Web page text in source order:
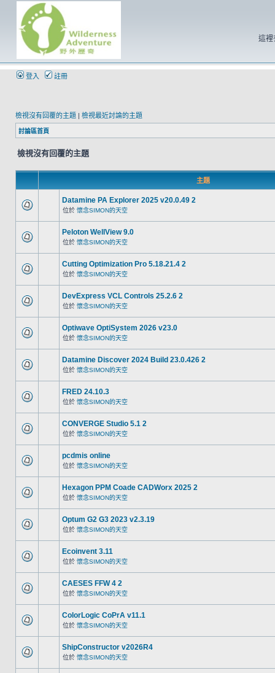
這裡
登入 註冊
檢視沒有回覆的主題 | 檢視最近討論的主題
討論區首頁
檢視沒有回覆的主題
主題
Datamine PA Explorer 2025 v20.0.49 2
位於 懷念SIMON的天空
Peloton WellView 9.0
位於 懷念SIMON的天空
Cutting Optimization Pro 5.18.21.4 2
位於 懷念SIMON的天空
DevExpress VCL Controls 25.2.6 2
位於 懷念SIMON的天空
Optiwave OptiSystem 2026 v23.0
位於 懷念SIMON的天空
Datamine Discover 2024 Build 23.0.426 2
位於 懷念SIMON的天空
FRED 24.10.3
位於 懷念SIMON的天空
CONVERGE Studio 5.1 2
位於 懷念SIMON的天空
pcdmis online
位於 懷念SIMON的天空
Hexagon PPM Coade CADWorx 2025 2
位於 懷念SIMON的天空
Optum G2 G3 2023 v2.3.19
位於 懷念SIMON的天空
Ecoinvent 3.11
位於 懷念SIMON的天空
CAESES FFW 4 2
位於 懷念SIMON的天空
ColorLogic CoPrA v11.1
位於 懷念SIMON的天空
ShipConstructor v2026R4
位於 懷念SIMON的天空